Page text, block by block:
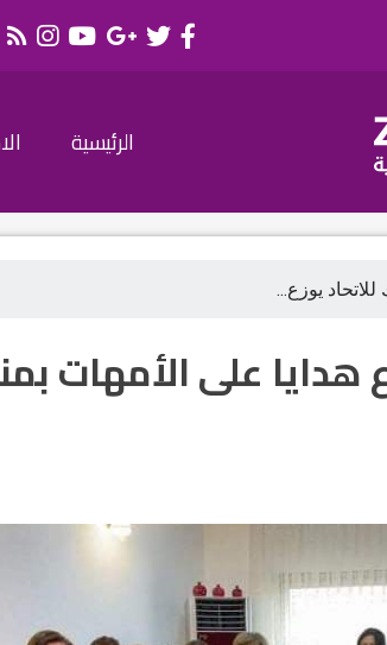
الرئيسية
يوزع...
هدايا على الأمهات